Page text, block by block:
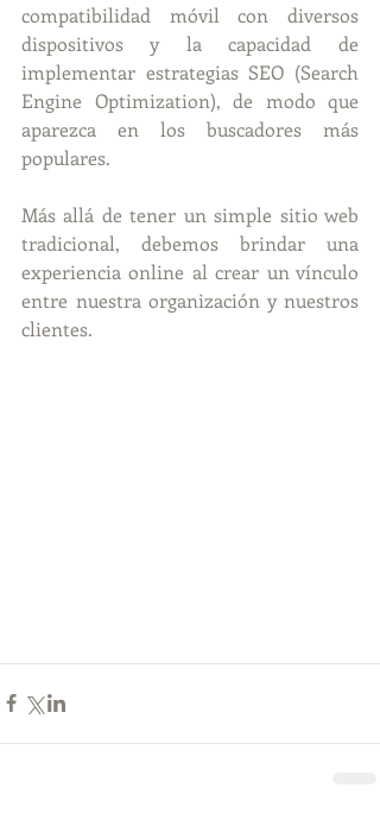
compatibilidad móvil con diversos
dispositivos y la capacidad de
implementar estrategias SEO (Search
Engine Optimization), de modo que
aparezca en los buscadores más
populares.
Más allá de tener un simple sitio web
tradicional, debemos brindar una
experiencia online al crear un vínculo
entre nuestra organización y nuestros
clientes.